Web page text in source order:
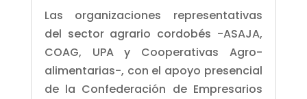
Las organizaciones representativas
del sector agrario cordobés -ASAJA,
COAG, UPA y Cooperativas Agro-
alimentarias-, con el apoyo presencial
de la Confederación de Empresarios